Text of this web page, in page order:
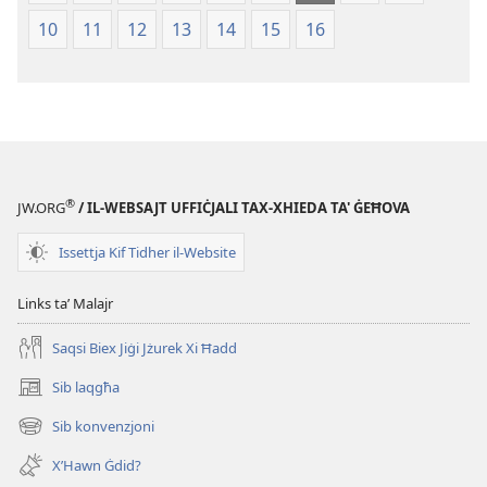
l-
taʼ
10
11 12 13 14 15 16
JW.ORG® / IL-WEBSAJT UFFIĊJALI TAX-XHIEDA TA' ĠEĦOVA
Issettja Kif Tidher il-Website
Links taʼ Malajr
Saqsi Biex Jiġi Jżurek Xi Ħadd
Sib laqgħa
(opens
new
window)
Sib konvenzjoni
(opens
new
window)
X’Hawn Ġdid?